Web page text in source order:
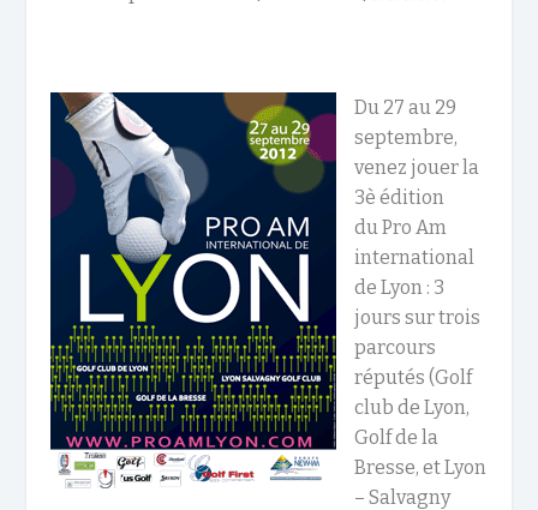
Du 27 au 29
septembre,
venez jouer la
3è édition
du Pro Am
international
de Lyon : 3
jours sur trois
parcours
réputés (Golf
club de Lyon,
Golf de la
Bresse, et Lyon
– Salvagny